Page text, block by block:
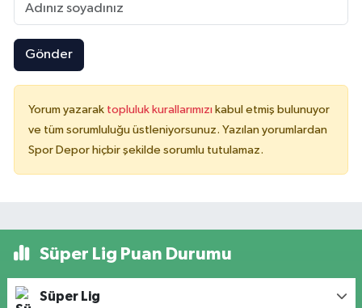
Gönder
Yorum yazarak topluluk kurallarımızı kabul etmiş bulunuyor
ve tüm sorumluluğu üstleniyorsunuz. Yazılan yorumlardan
Spor Depor hiçbir şekilde sorumlu tutulamaz.
Süper Lig Puan Durumu
Süper Lig